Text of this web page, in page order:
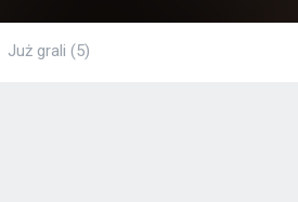
Już grali (5)